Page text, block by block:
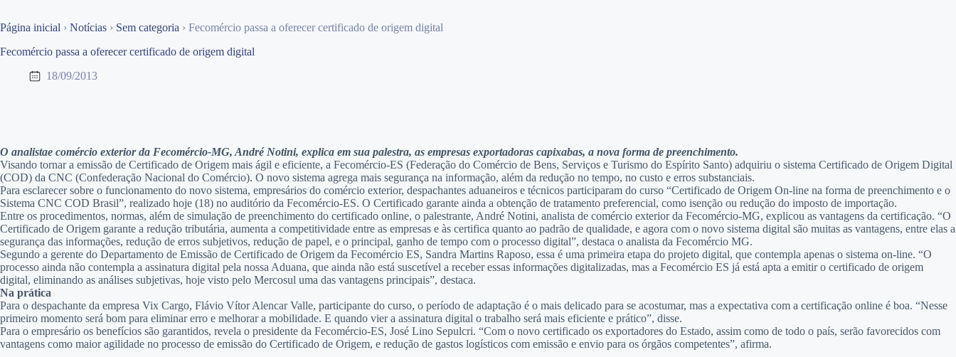
Página inicial › Notícias › Sem categoria › Fecomércio passa a oferecer certificado de origem digital
Fecomércio passa a oferecer certificado de origem digital
18/09/2013
O analistae comércio exterior da Fecomércio-MG, André Notini, explica em sua palestra, as empresas exportadoras capixabas, a nova forma de preenchimento.
Visando tornar a emissão de Certificado de Origem mais ágil e eficiente, a Fecomércio-ES (Federação do Comércio de Bens, Serviços e Turismo do Espírito Santo) adquiriu o sistema Certificado de Origem Digital
(COD) da CNC (Confederação Nacional do Comércio). O novo sistema agrega mais segurança na informação, além da redução no tempo, no custo e erros substanciais.
Para esclarecer sobre o funcionamento do novo sistema, empresários do comércio exterior, despachantes aduaneiros e técnicos participaram do curso “Certificado de Origem On-line na forma de preenchimento e o
Sistema CNC COD Brasil”, realizado hoje (18) no auditório da Fecomércio-ES. O Certificado garante ainda a obtenção de tratamento preferencial, como isenção ou redução do imposto de importação.
Entre os procedimentos, normas, além de simulação de preenchimento do certificado online, o palestrante, André Notini, analista de comércio exterior da Fecomércio-MG, explicou as vantagens da certificação. “O
Certificado de Origem garante a redução tributária, aumenta a competitividade entre as empresas e às certifica quanto ao padrão de qualidade, e agora com o novo sistema digital são muitas as vantagens, entre elas a
segurança das informações, redução de erros subjetivos, redução de papel, e o principal, ganho de tempo com o processo digital”, destaca o analista da Fecomércio MG.
Segundo a gerente do Departamento de Emissão de Certificado de Origem da Fecomércio ES, Sandra Martins Raposo, essa é uma primeira etapa do projeto digital, que contempla apenas o sistema on-line. “O
processo ainda não contempla a assinatura digital pela nossa Aduana, que ainda não está suscetível a receber essas informações digitalizadas, mas a Fecomércio ES já está apta a emitir o certificado de origem
digital, eliminando as análises subjetivas, hoje visto pelo Mercosul uma das vantagens principais”, destaca.
Na prática
Para o despachante da empresa Vix Cargo, Flávio Vítor Alencar Valle, participante do curso, o período de adaptação é o mais delicado para se acostumar, mas a expectativa com a certificação online é boa. “Nesse
primeiro momento será bom para eliminar erro e melhorar a mobilidade. E quando vier a assinatura digital o trabalho será mais eficiente e prático”, disse.
Para o empresário os benefícios são garantidos, revela o presidente da Fecomércio-ES, José Lino Sepulcri. “Com o novo certificado os exportadores do Estado, assim como de todo o país, serão favorecidos com
vantagens como maior agilidade no processo de emissão do Certificado de Origem, e redução de gastos logísticos com emissão e envio para os órgãos competentes”, afirma.